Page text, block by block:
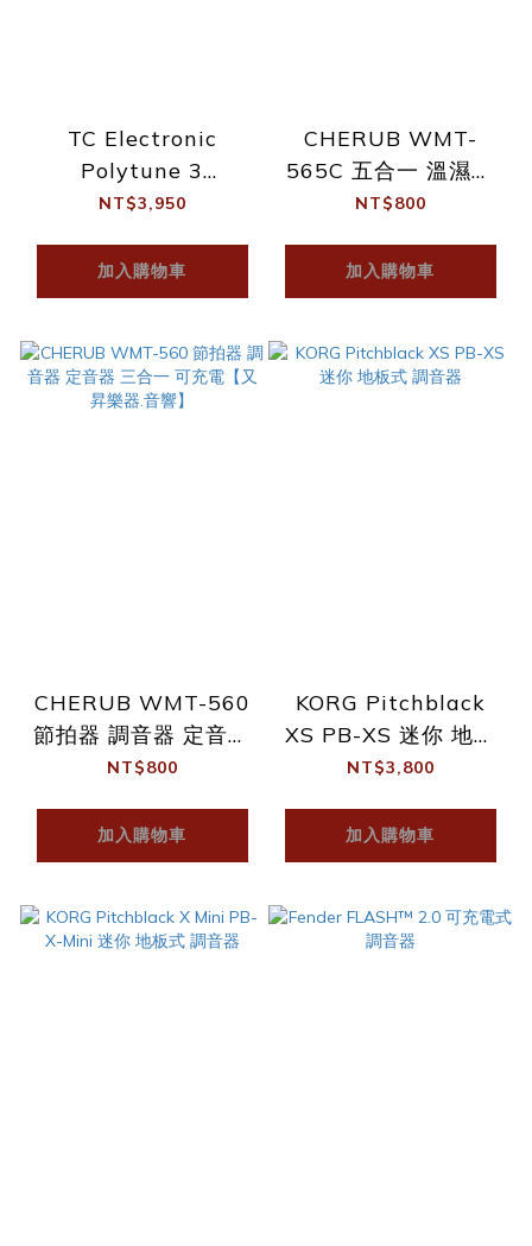
TC Electronic
Polytune 3
BONAFIDE Buffer 調
NT$3,950
加入購物車
CHERUB WMT-
565C 五合一 溫濕度
計 調音 節拍器
NT$800
加入購物車
CHERUB WMT-560
節拍器 調音器 定音器
三合一 可充電【又昇
NT$800
加入購物車
KORG Pitchblack
XS PB-XS 迷你 地板
式 調音器
NT$3,800
加入購物車